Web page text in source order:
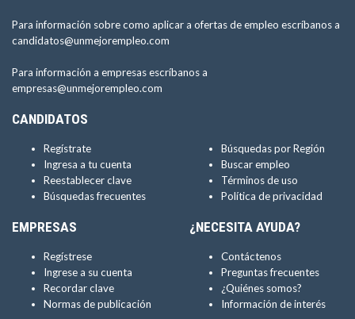
Para información sobre como aplicar a ofertas de empleo escríbanos a
candidatos@unmejorempleo.com
Para información a empresas escríbanos a
empresas@unmejorempleo.com
CANDIDATOS
Regístrate
Ingresa a tu cuenta
Reestablecer clave
Búsquedas frecuentes
Búsquedas por Región
Buscar empleo
Términos de uso
Política de privacidad
EMPRESAS
Regístrese
Ingrese a su cuenta
Recordar clave
Normas de publicación
¿NECESITA AYUDA?
Contáctenos
Preguntas frecuentes
¿Quiénes somos?
Información de interés